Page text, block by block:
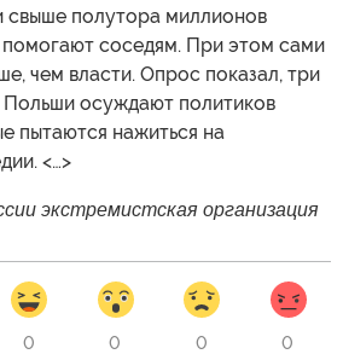
свыше полутора миллионов
помогают соседям. При этом сами
чем власти. Опрос показал, три
Польши осуждают политиков
пытаются нажиться на
<…>
экстремистская организация
0 0 0 0